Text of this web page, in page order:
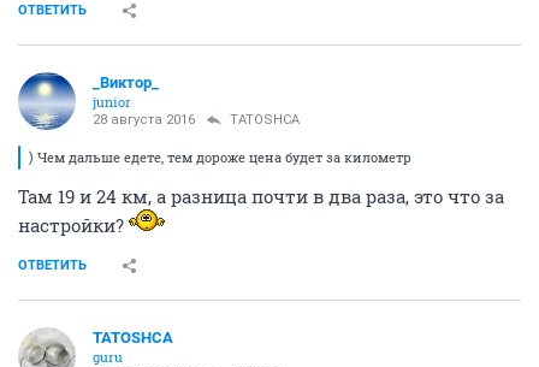
ОТВЕТИТЬ
_Виктор_
juniоr
28 августа 2016 TATOSHCA
) Чем дальше едете, тем дороже цена будет за километр
Там 19 и 24 км, а разница почти в два раза, это что за
настройки?
ОТВЕТИТЬ
TATOSHCA
guru